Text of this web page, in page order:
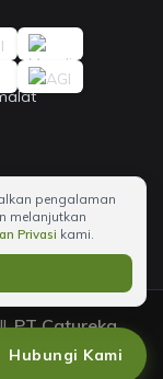
Hubungi Kami
PT Catureka
pengalaman
melanjutkan
Privasi kami.